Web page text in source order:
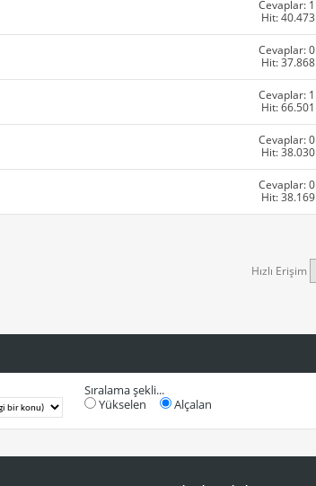
Cevaplar: 1
Hit: 40.473
Cevaplar: 0
Hit: 37.868
Cevaplar: 1
Hit: 66.501
Cevaplar: 0
Hit: 38.030
Cevaplar: 0
Hit: 38.169
Hızlı Erişim
Sıralama şekli...
Yükselen
Alçalan